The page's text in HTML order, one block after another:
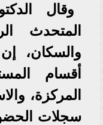
وقال
المتحدث
والسكان،
أقسام
المركزة،
سجلات